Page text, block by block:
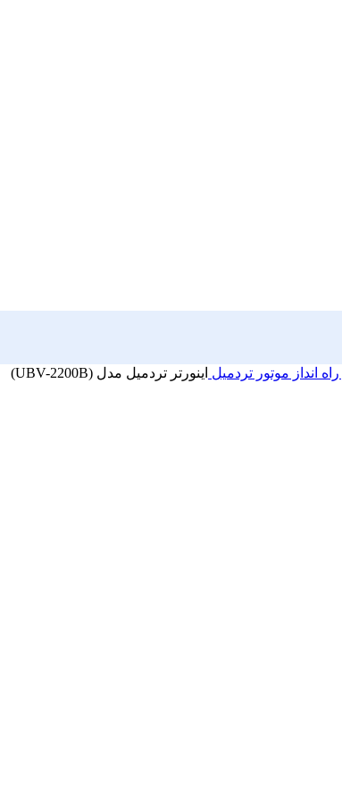
راه انداز موتور تردمیل اینورتر تردمیل مدل (UBV-2200B)